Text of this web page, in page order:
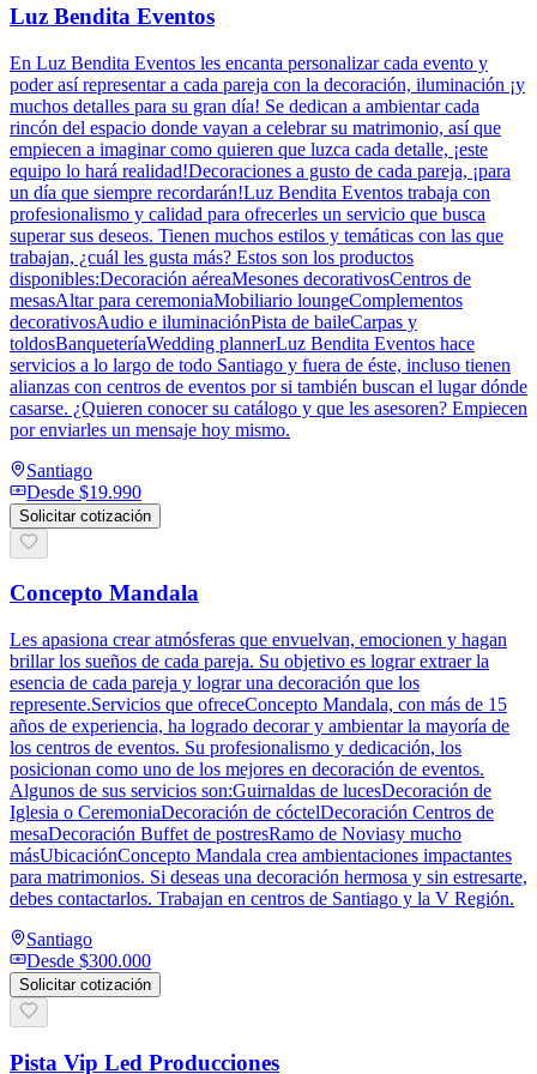
Luz Bendita Eventos
En Luz Bendita Eventos les encanta personalizar cada evento y
poder así representar a cada pareja con la decoración, iluminación ¡y
muchos detalles para su gran día! Se dedican a ambientar cada
rincón del espacio donde vayan a celebrar su matrimonio, así que
empiecen a imaginar como quieren que luzca cada detalle, ¡este
equipo lo hará realidad!Decoraciones a gusto de cada pareja, ¡para
un día que siempre recordarán!Luz Bendita Eventos trabaja con
profesionalismo y calidad para ofrecerles un servicio que busca
superar sus deseos. Tienen muchos estilos y temáticas con las que
trabajan, ¿cuál les gusta más? Estos son los productos
disponibles:Decoración aéreaMesones decorativosCentros de
mesasAltar para ceremoniaMobiliario loungeComplementos
decorativosAudio e iluminaciónPista de baileCarpas y
toldosBanqueteríaWedding plannerLuz Bendita Eventos hace
servicios a lo largo de todo Santiago y fuera de éste, incluso tienen
alianzas con centros de eventos por si también buscan el lugar dónde
casarse. ¿Quieren conocer su catálogo y que les asesoren? Empiecen
por enviarles un mensaje hoy mismo.
Santiago
Desde $19.990
Solicitar cotización
Concepto Mandala
Les apasiona crear atmósferas que envuelvan, emocionen y hagan
brillar los sueños de cada pareja. Su objetivo es lograr extraer la
esencia de cada pareja y lograr una decoración que los
represente.Servicios que ofreceConcepto Mandala, con más de 15
años de experiencia, ha logrado decorar y ambientar la mayoría de
los centros de eventos. Su profesionalismo y dedicación, los
posicionan como uno de los mejores en decoración de eventos.
Algunos de sus servicios son:Guirnaldas de lucesDecoración de
Iglesia o CeremoniaDecoración de cóctelDecoración Centros de
mesaDecoración Buffet de postresRamo de Noviasy mucho
másUbicaciónConcepto Mandala crea ambientaciones impactantes
para matrimonios. Si deseas una decoración hermosa y sin estresarte,
debes contactarlos. Trabajan en centros de Santiago y la V Región.
Santiago
Desde $300.000
Solicitar cotización
Pista Vip Led Producciones